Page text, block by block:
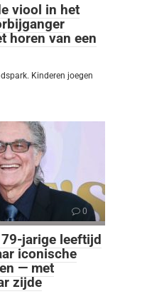
viool in het
horen van een
Kinderen joegen
0
jarige leeftijd
iconische
— met
zijde